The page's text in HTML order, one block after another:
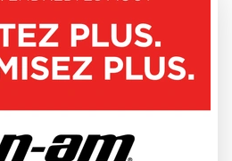
AM 2026